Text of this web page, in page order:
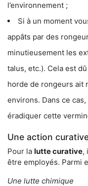
l’environnement ;
Si à un moment
appâts par des
minutieusement les
talus, etc.). Cela est
horde de rongeurs ait
environs. Dans ce
éradiquer cette
Une action
Pour la lutte curative,
être employés. Parmi
Une lutte chimique